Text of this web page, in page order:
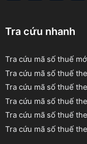
Tra cứu nhanh
Tra cứu mã số thuế
Tra cứu mã số thuế
Tra cứu mã số thuế
Tra cứu mã số thuế
Tra cứu mã số thuế
Tra cứu mã số thuế